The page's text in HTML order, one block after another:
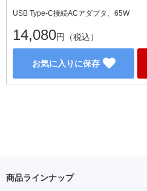
USB Type-C接続ACアダプタ、65W
14,080円（税込）
お気に入りに保存
商品ラインナップ